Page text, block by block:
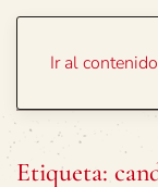
Ir al
Etiqueta: